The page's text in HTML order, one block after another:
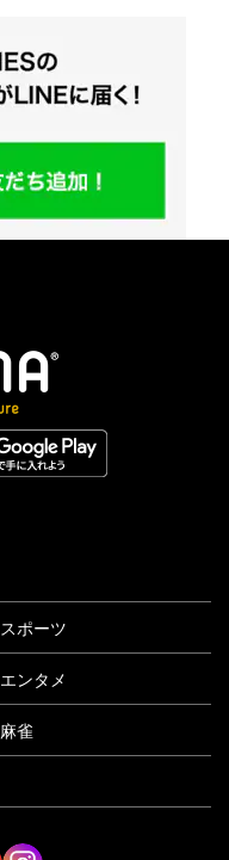
スポーツ
エンタメ
麻雀